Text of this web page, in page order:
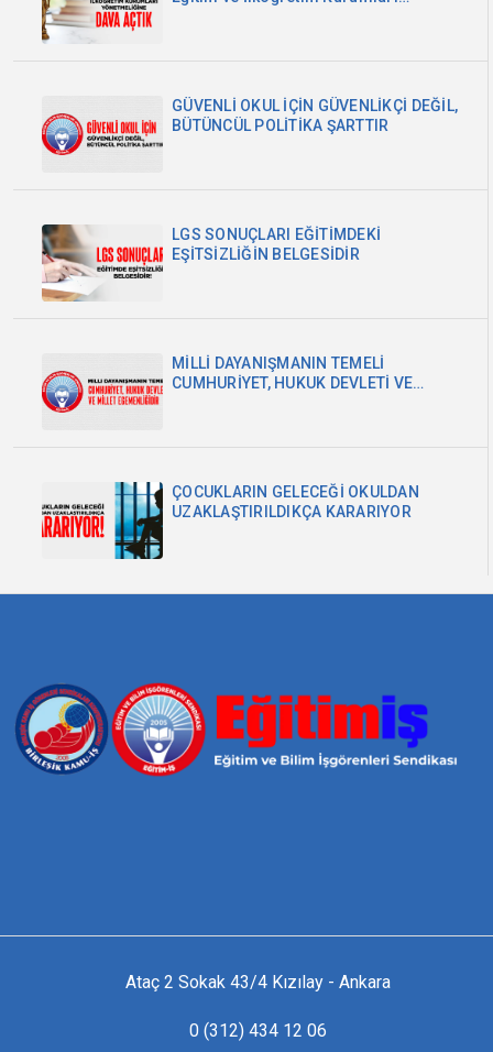
GÜVENLİ OKUL İÇİN GÜVENLİKÇİ DEĞİL,
BÜTÜNCÜL POLİTİKA ŞARTTIR
LGS SONUÇLARI EĞİTİMDEKİ
EŞİTSİZLİĞİN BELGESİDİR
MİLLİ DAYANIŞMANIN TEMELİ
CUMHURİYET, HUKUK DEVLETİ VE
ÇOCUKLARIN GELECEĞİ OKULDAN
UZAKLAŞTIRILDIKÇA KARARIYOR
Ataç 2 Sokak 43/4 Kızılay - Ankara
0 (312) 434 12 06